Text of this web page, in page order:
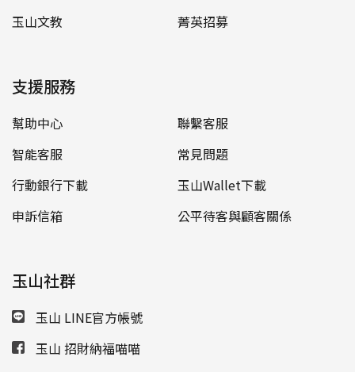
玉山文教
菁英招募
支援服務
幫助中心
聯繫客服
智能客服
常見問題
行動銀行下載
玉山Wallet下載
申訴信箱
公平待客與顧客關係
玉山社群
玉山 LINE官方帳號
玉山 招財納福喵喵